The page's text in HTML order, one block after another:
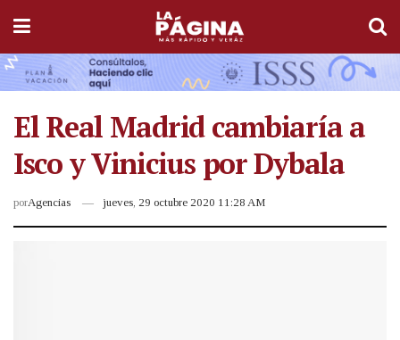
El Real Madrid cambiaría a
Isco y Vinicius por Dybala
porAgencias jueves, 29 octubre 2020 11:28 AM